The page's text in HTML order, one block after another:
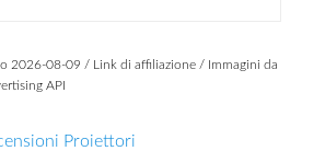
2026-08-09 / Link di affiliazione / Immagini da
API
Proiettori